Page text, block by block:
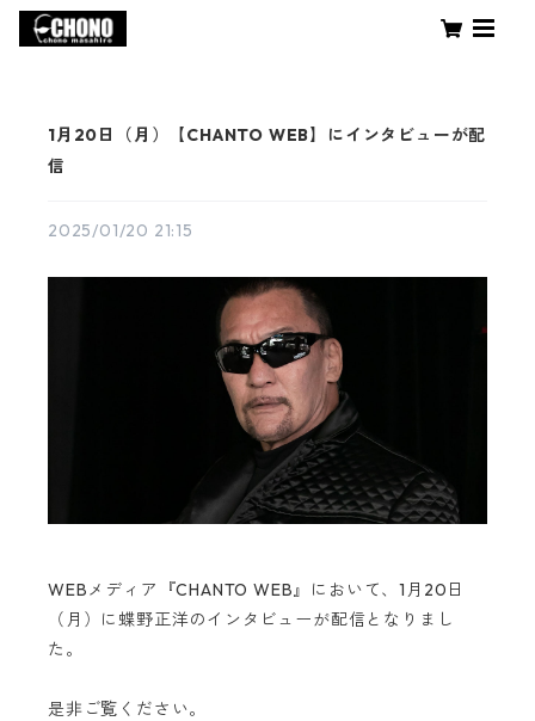
1月20日（月）【CHANTO WEB】にインタビューが配
信
2025/01/20 21:15
WEBメディア『CHANTO WEB』において、1月20日
（月）に蝶野正洋のインタビューが配信となりまし
た。
是非ご覧ください。